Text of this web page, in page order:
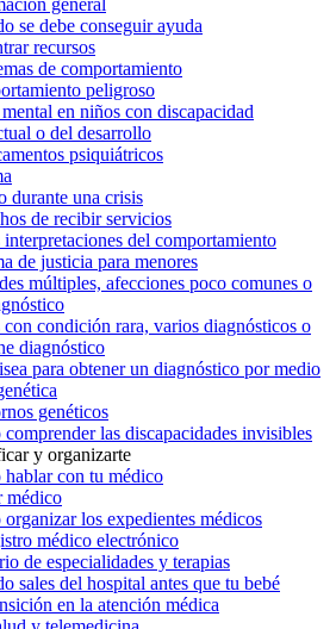
se debe conseguir ayuda
recursos
de comportamiento
peligroso
en niños con discapacidad
o del desarrollo
psiquiátricos
durante una crisis
de recibir servicios
interpretaciones del comportamiento
de justicia para menores
múltiples, afecciones poco comunes o
condición rara, varios diagnósticos o
diagnóstico
para obtener un diagnóstico por medio
genéticos
las discapacidades invisibles
y organizarte
hablar con tu médico
médico
los expedientes médicos
médico electrónico
de especialidades y terapias
sales del hospital antes que tu bebé
en la atención médica